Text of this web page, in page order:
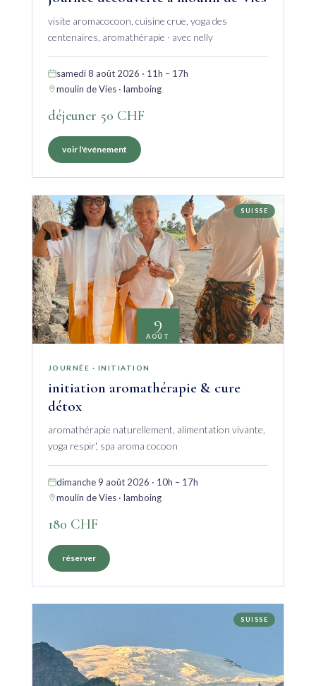
visite aromacocoon, cuisine crue, yoga des
centenaires, aromathérapie · avec nelly
samedi 8 août 2026 · 11h – 17h
moulin de Vies · lamboing
déjeuner 50 CHF
voir l'événement
SUISSE
9
AOÛT
JOURNÉE · INITIATION
initiation aromathérapie & cure
détox
aromathérapie naturellement, alimentation vivante,
yoga respir', spa aroma cocoon
dimanche 9 août 2026 · 10h – 17h
moulin de Vies · lamboing
180 CHF
réserver
SUISSE